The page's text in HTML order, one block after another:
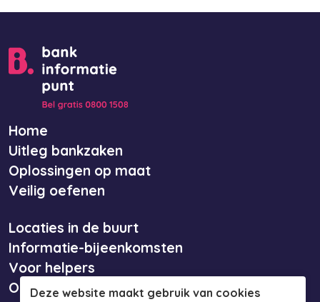
Home
Uitleg bankzaken
Oplossingen op maat
Veilig oefenen
Locaties in de buurt
Informatie-bijeenkomsten
Voor helpers
Over ons
Deze website maakt gebruik van cookies